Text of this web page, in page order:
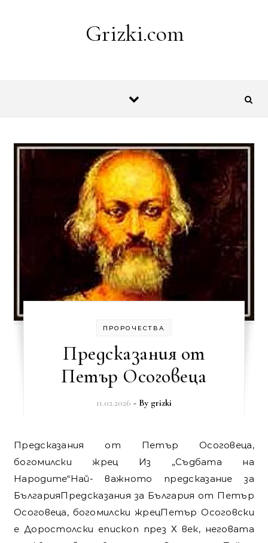
Grizki.com
ПРОРОЧЕСТВА
Предсказания от
Петър Осоговеца
11.02.2026 - By grizki
Предсказания от Петър Осоговеца,
богомилски жрец Из „Съдбата на
Народите“Най- важното предсказание за
БългарияПредсказания за България от Петър
Осоговеца, богомилски жрецПетър Осоговски
е Доростолски епископ през Х век, неговата